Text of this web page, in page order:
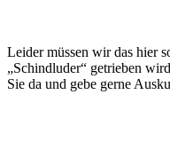
Leider müssen wir das hier
„Schindluder“ getrieben
Sie da und gebe gerne